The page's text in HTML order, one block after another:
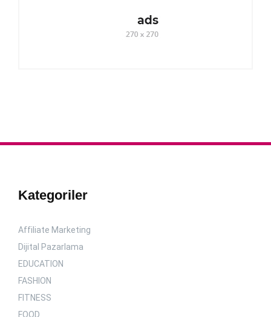
Kategoriler
Affiliate Marketing
Dijital Pazarlama
EDUCATION
FASHION
FITNESS
FOOD